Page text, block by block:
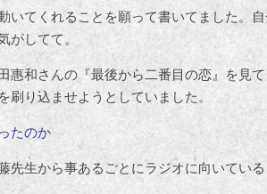
いてくれることを願って書いてました。
がしてて。
惠和さんの『最後から二番目の恋』を見
刷り込ませようとしていました。
たのか
先生から事あるごとにラジオに向いている